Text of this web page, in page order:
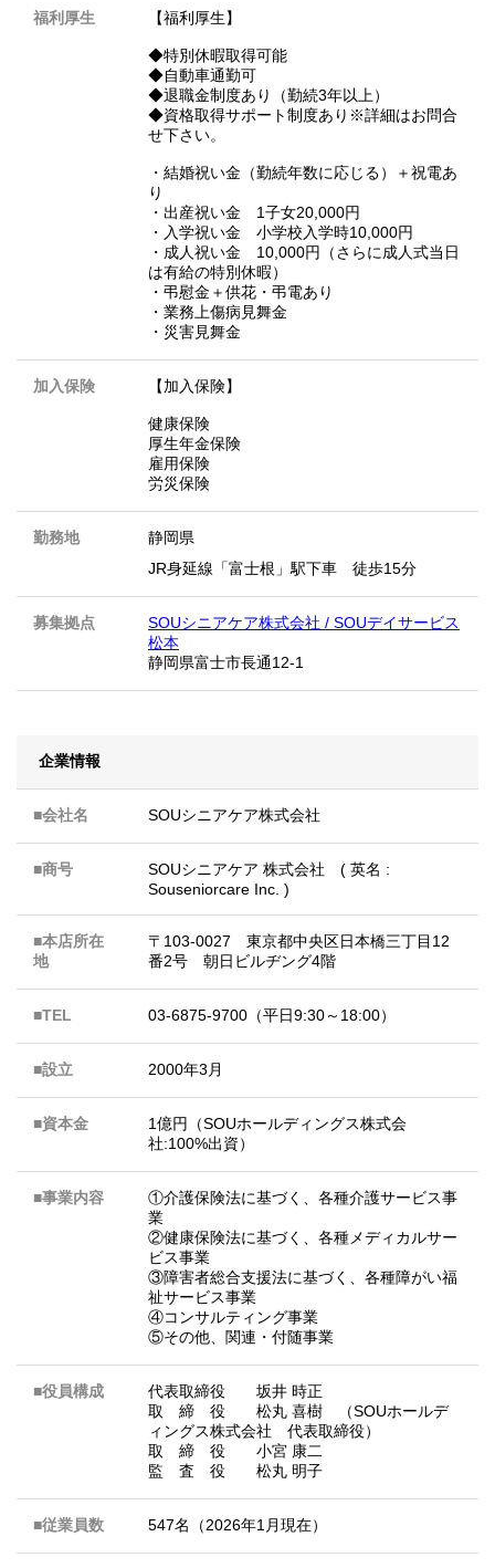
福利厚生 【福利厚生】
◆特別休暇取得可能
◆自動車通勤可
◆退職金制度あり（勤続3年以上）
◆資格取得サポート制度あり※詳細はお問合
せ下さい。
・結婚祝い金（勤続年数に応じる）＋祝電あ
り
・出産祝い金 1子女20,000円
・入学祝い金 小学校入学時10,000円
・成人祝い金 10,000円（さらに成人式当日
は有給の特別休暇）
・弔慰金＋供花・弔電あり
・業務上傷病見舞金
・災害見舞金
加入保険 【加入保険】
健康保険
厚生年金保険
雇用保険
労災保険
勤務地
静岡県
JR身延線「富士根」駅下車 徒歩15分
募集拠点
SOUシニアケア株式会社 / SOUデイサービス
松本
静岡県富士市長通12-1
企業情報
■会社名 SOUシニアケア株式会社
■商号
SOUシニアケア 株式会社 ( 英名 :
Souseniorcare Inc. )
■本店所在
地
〒103-0027 東京都中央区日本橋三丁目12
番2号 朝日ビルヂング4階
■TEL 03-6875-9700（平日9:30～18:00）
■設立 2000年3月
■資本金
1億円（SOUホールディングス株式会
社:100%出資）
■事業内容
①介護保険法に基づく、各種介護サービス事
業
②健康保険法に基づく、各種メディカルサー
ビス事業
③障害者総合支援法に基づく、各種障がい福
祉サービス事業
④コンサルティング事業
⑤その他、関連・付随事業
■役員構成
代表取締役 坂井 時正
取 締 役 松丸 喜樹 （SOUホールデ
ィングス株式会社 代表取締役）
取 締 役 小宮 康二
監 査 役 松丸 明子
■従業員数 547名（2026年1月現在）